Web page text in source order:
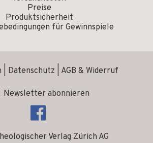
Preise
Produktsicherheit
für Gewinnspiele
Verlag Zürich AG
Datenschutz AGB & Widerruf
Newsletter abonnieren